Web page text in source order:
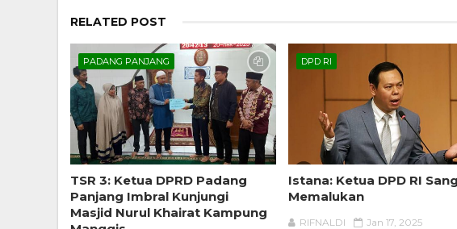
RELATED POST
PADANG PANJANG
TSR 3: Ketua DPRD Padang
Panjang Imbral Kunjungi
Masjid Nurul Khairat Kampung
DPD RI
Istana: Ketua DPD RI
Memalukan
RIFNALDI Jan 17, 2025